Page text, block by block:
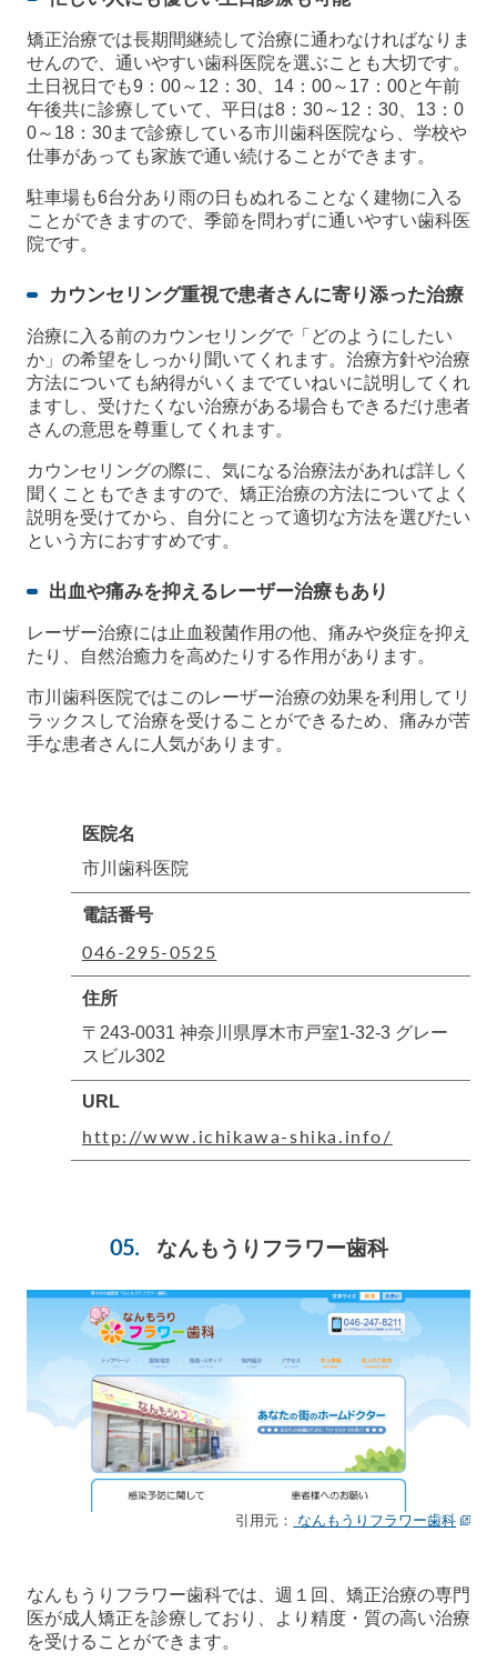
矯正治療では長期間継続して治療に通わなければなりま
せんので、通いやすい歯科医院を選ぶことも大切です。
土日祝日でも9：00～12：30、14：00～17：00と午前
午後共に診療していて、平日は8：30～12：30、13：0
0～18：30まで診療している市川歯科医院なら、学校や
仕事があっても家族で通い続けることができます。
駐車場も6台分あり雨の日もぬれることなく建物に入る
ことができますので、季節を問わずに通いやすい歯科医
院です。
カウンセリング重視で患者さんに寄り添った治療
治療に入る前のカウンセリングで「どのようにしたい
か」の希望をしっかり聞いてくれます。治療方針や治療
方法についても納得がいくまでていねいに説明してくれ
ますし、受けたくない治療がある場合もできるだけ患者
さんの意思を尊重してくれます。
カウンセリングの際に、気になる治療法があれば詳しく
聞くこともできますので、矯正治療の方法についてよく
説明を受けてから、自分にとって適切な方法を選びたい
という方におすすめです。
出血や痛みを抑えるレーザー治療もあり
レーザー治療には止血殺菌作用の他、痛みや炎症を抑え
たり、自然治癒力を高めたりする作用があります。
市川歯科医院ではこのレーザー治療の効果を利用してリ
ラックスして治療を受けることができるため、痛みが苦
手な患者さんに人気があります。
医院名
市川歯科医院
電話番号
046-295-0525
住所
〒243-0031 神奈川県厚木市戸室1-32-3 グレー
スビル302
URL
http://www.ichikawa-shika.info/
なんもうりフラワー歯科
引用元： なんもうりフラワー歯科
なんもうりフラワー歯科では、週１回、矯正治療の専門
医が成人矯正を診療しており、より精度・質の高い治療
を受けることができます。